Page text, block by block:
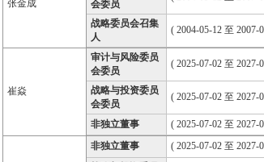
张金成
会委员
战略委员会召集
人
( 2004-05-12 至 2007-
崔焱
审计与风险委员
会委员
( 2025-07-02 至 2027-
战略与投资委员
会委员
( 2025-07-02 至 2027-
非独立董事 ( 2025-07-02 至 2027-
非独立董事
( 2025-07-02 至 2027-